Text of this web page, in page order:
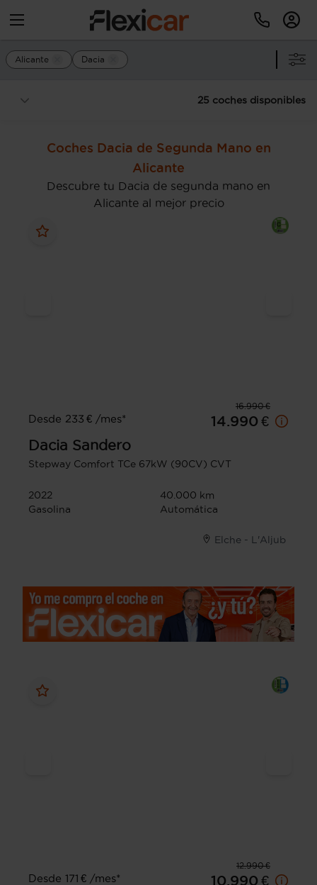
Alicante Dacia
25 coches disponibles
Coches Dacia de Segunda Mano en
Alicante
Descubre tu Dacia de segunda mano en
Alicante al mejor precio
16.990 €
Desde 233 € /mes*
14.990 €
Dacia Sandero
Stepway Comfort TCe 67kW (90CV) CVT
2022
40.000 km
Gasolina
Automática
Elche - L'Aljub
12.990 €
Desde 171 € /mes*
10.990 €